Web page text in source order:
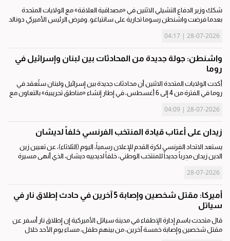
شكك وزير الدفاع التشيلي الاثنين في «مصداقية العلاقة» مع الولايات المتحدة
بعدما فرضت واشنطن رسوما تجارية على سانتياغو. وفرض الرئيس الأميركي دونالد
28-07-2026 | 04:17
واشنطن: جولة جديدة من المحادثات بين لبنان وإسرائيل في
روما
أكدت الولايات المتحدة الاثنين أن محادثات جديدة بين إسرائيل ولبنان ستُعقد في
روما في الفترة من 4 إلى 6 أغسطس، في إطار إنشاء «مناطق تجريبية» بالتعاون مع
28-07-2026 | 04:09
زيدان على أعتاب قيادة المنتخب الفرنسي خلفاً لديشان
يستعد الاتحاد الفرنسي لكرة القدم للإعلان رسمياً، اليوم (الثلاثاء)، عن تعيين زين
الدين زيدان مدرباً جديداً للمنتخب الوطني، خلفاً لديدييه ديشان، الذي أنهى مسيرة
28-07-2026
أميركا: مقتل شخصين وإصابة 5 آخرين في حادث إطلاق نار في
سياتل
قال متحدث باسم إدارة الإطفاء في مدينة سياتل الأميركية إن إطلاق نار أسفر عن
مقتل شخصين وإصابة خمسة آخرين، من بينهم طفل، مساء يوم الأحد خلال